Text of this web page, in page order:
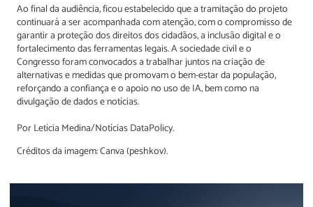
Ao final da audiência, ficou estabelecido que a tramitação do projeto
continuará a ser acompanhada com atenção, com o compromisso de
garantir a proteção dos direitos dos cidadãos, a inclusão digital e o
fortalecimento das ferramentas legais. A sociedade civil e o
Congresso foram convocados a trabalhar juntos na criação de
alternativas e medidas que promovam o bem-estar da população,
reforçando a confiança e o apoio no uso de IA, bem como na
divulgação de dados e notícias.
Por Letícia Medina/Notícias DataPolicy.
Créditos da imagem: Canva (peshkov).